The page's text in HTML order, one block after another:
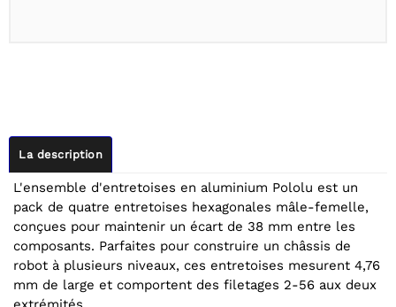
La description
L'ensemble d'entretoises en aluminium Pololu est un
pack de quatre entretoises hexagonales mâle-femelle,
conçues pour maintenir un écart de 38 mm entre les
composants. Parfaites pour construire un châssis de
robot à plusieurs niveaux, ces entretoises mesurent 4,76
mm de large et comportent des filetages 2-56 aux deux